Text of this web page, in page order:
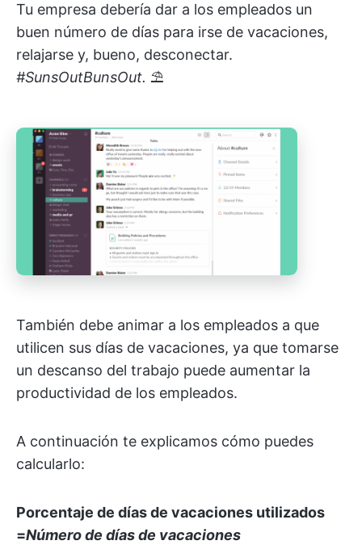
Tu empresa debería dar a los empleados un
buen número de días para irse de vacaciones,
relajarse y, bueno, desconectar.
#SunsOutBunsOut. ⛱
También debe animar a los empleados a que
utilicen sus días de vacaciones, ya que tomarse
un descanso del trabajo puede aumentar la
productividad de los empleados.
A continuación te explicamos cómo puedes
calcularlo:
Porcentaje de días de vacaciones utilizados
=Número de días de vacaciones